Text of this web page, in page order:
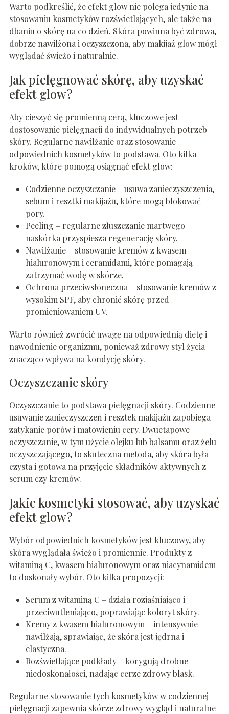
Warto podkreślić, że efekt glow nie polega jedynie na
stosowaniu kosmetyków rozświetlających, ale także na
dbaniu o skórę na co dzień. Skóra powinna być zdrowa,
dobrze nawilżona i oczyszczona, aby makijaż glow mógł
wyglądać świeżo i naturalnie.
Jak pielęgnować skórę, aby uzyskać
efekt glow?
Aby cieszyć się promienną cerą, kluczowe jest
dostosowanie pielęgnacji do indywidualnych potrzeb
skóry. Regularne nawilżanie oraz stosowanie
odpowiednich kosmetyków to podstawa. Oto kilka
kroków, które pomogą osiągnąć efekt glow:
Codzienne oczyszczanie – usuwa zanieczyszczenia,
sebum i resztki makijażu, które mogą blokować
pory.
Peeling – regularne złuszczanie martwego
naskórka przyspiesza regenerację skóry.
Nawilżanie – stosowanie kremów z kwasem
hialuronowym i ceramidami, które pomagają
zatrzymać wodę w skórze.
Ochrona przeciwsłoneczna – stosowanie kremów z
wysokim SPF, aby chronić skórę przed
promieniowaniem UV.
Warto również zwrócić uwagę na odpowiednią dietę i
nawodnienie organizmu, ponieważ zdrowy styl życia
znacząco wpływa na kondycję skóry.
Oczyszczanie skóry
Oczyszczanie to podstawa pielęgnacji skóry. Codzienne
usuwanie zanieczyszczeń i resztek makijażu zapobiega
zatykanie porów i matowieniu cery. Dwuetapowe
oczyszczanie, w tym użycie olejku lub balsamu oraz żelu
oczyszczającego, to skuteczna metoda, aby skóra była
czysta i gotowa na przyjęcie składników aktywnych z
serum czy kremów.
Jakie kosmetyki stosować, aby uzyskać
efekt glow?
Wybór odpowiednich kosmetyków jest kluczowy, aby
skóra wyglądała świeżo i promiennie. Produkty z
witaminą C, kwasem hialuronowym oraz niacynamidem
to doskonały wybór. Oto kilka propozycji:
Serum z witaminą C – działa rozjaśniająco i
przeciwutleniająco, poprawiając koloryt skóry.
Kremy z kwasem hialuronowym – intensywnie
nawilżają, sprawiając, że skóra jest jędrna i
elastyczna.
Rozświetlające podkłady – korygują drobne
niedoskonałości, nadając cerze zdrowy blask.
Regularne stosowanie tych kosmetyków w codziennej
pielęgnacji zapewnia skórze zdrowy wygląd i naturalne